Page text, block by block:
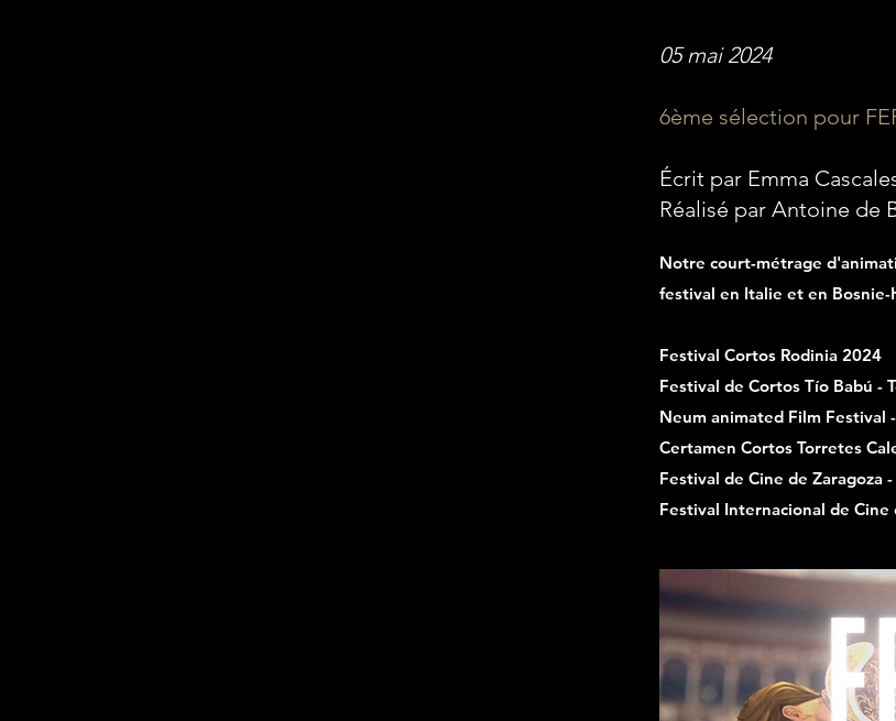
05 mai 2024
6ème sélection pour
Écrit par Emma
Réalisé par Antoine de
Notre court-métrage
festival en Italie et en Bosnie-
Festival Cortos Rodinia 2024
Festival de Cortos Tío Babú -
Neum animated Film Festival
Certamen Cortos Torretes
Festival de Cine de Zaragoza
Festival Internacional de